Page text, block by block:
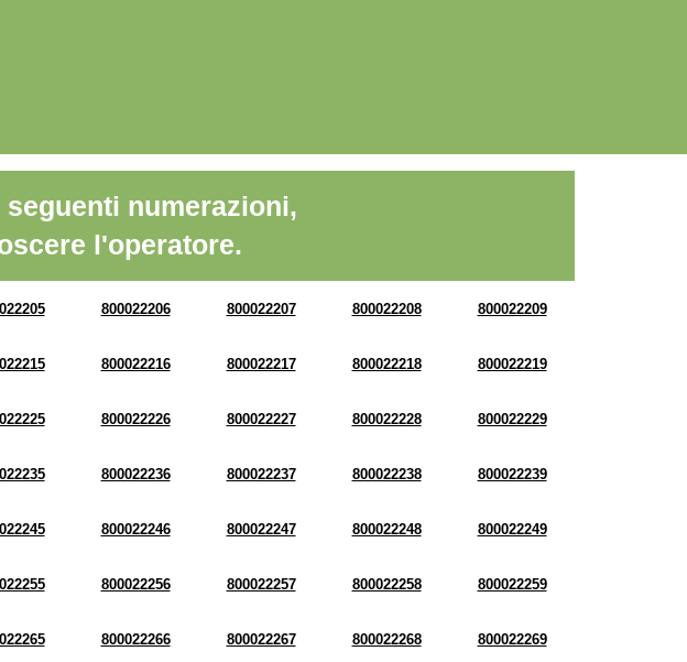
numerazioni,
l'operatore.
800022206 800022207 800022208 800022209
800022216 800022217 800022218 800022219
800022226 800022227 800022228 800022229
800022236 800022237 800022238 800022239
800022246 800022247 800022248 800022249
800022256 800022257 800022258 800022259
800022266 800022267 800022268 800022269